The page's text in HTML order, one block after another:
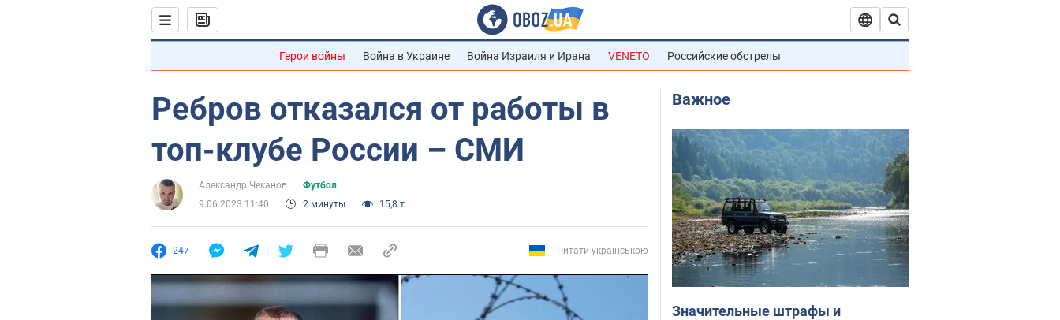
Герои войны Война в Украине Война Израиля и Ирана VENETO Российские обстрелы
Ребров отказался от работы в
топ-клубе России – СМИ
Александр Чеканов
Футбол
9.06.2023 11:40
2 минуты 15,8 т.
247 Читати українською
Важное
Значительные штрафы и